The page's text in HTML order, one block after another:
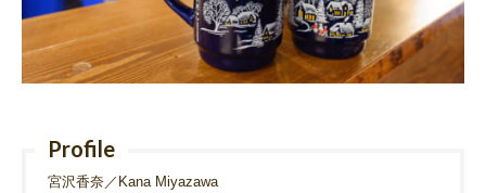
Profile
宮沢香奈／Kana Miyazawa